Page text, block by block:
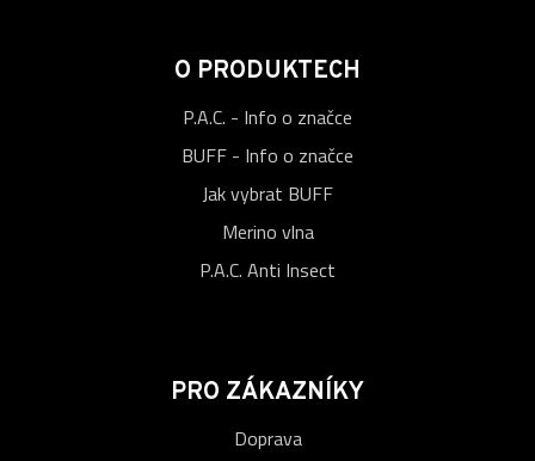
O PRODUKTECH
P.A.C. - Info o značce
BUFF - Info o značce
Jak vybrat BUFF
Merino vlna
P.A.C. Anti Insect
PRO ZÁKAZNÍKY
Doprava